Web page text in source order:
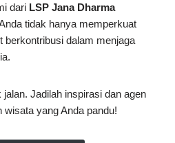
dari LSP Jana Dharma
tidak hanya memperkuat
berkontribusi dalam menjaga
Jadilah inspirasi dan agen
wisata yang Anda pandu!